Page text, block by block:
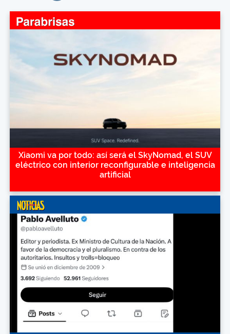
Xiaomi va por todo: así será el SkyNomad, el SUV
eléctrico con interior reconfigurable e inteligencia
artificial